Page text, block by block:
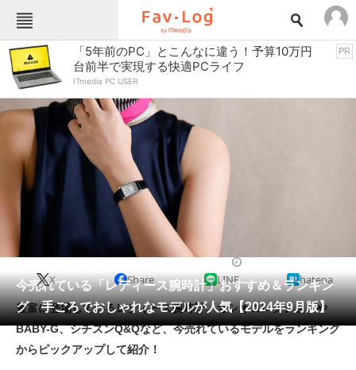
Fav-Logカテゴリー一覧
TOP アウトドア用品
インテリア・収納 おもちゃ・ホビー
カメラ キッチン家電
キッチン用品 ゲーム
コンテンツ・サービス スイーツ・お菓子
スポーツ・レジャー スマホ・携帯電話
ファッション
ペット 家電
工具・DIY 本・DVD・CD
生活家電
「5年前のPC」とこんなに違う！予算10万円
台前半で実現する快適PCライフ
ITmedia PC USER
PR
今売れている「レディース腕時計」おすすめ＆ランキン
グ 手ごろでおしゃれなモデルが人気【2024年9月版】
X Share LINE hatena
豊富に登場しているレディース腕時計。カシオコレクションや
BABY-G、シチズンQ&Qなど、今売れているモデルをランキング
からピックアップして紹介！